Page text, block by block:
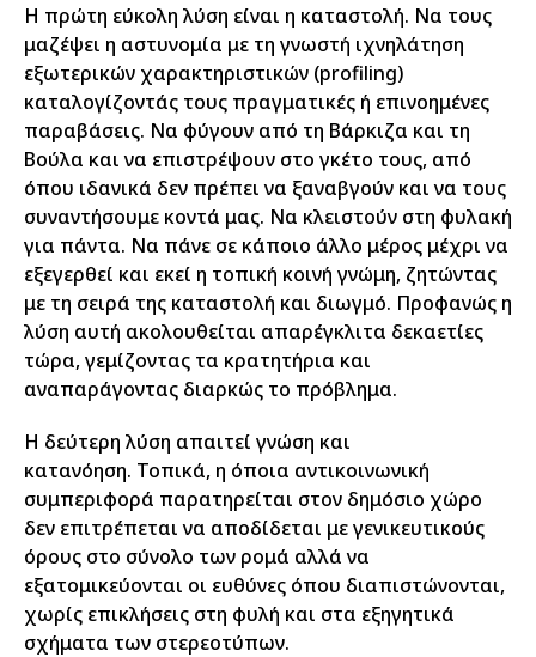
Η πρώτη εύκολη λύση είναι η καταστολή. Να τους
μαζέψει η αστυνομία με τη γνωστή ιχνηλάτηση
εξωτερικών χαρακτηριστικών (profiling)
καταλογίζοντάς τους πραγματικές ή επινοημένες
παραβάσεις. Να φύγουν από τη Βάρκιζα και τη
Βούλα και να επιστρέψουν στο γκέτο τους, από
όπου ιδανικά δεν πρέπει να ξαναβγούν και να τους
συναντήσουμε κοντά μας. Να κλειστούν στη φυλακή
για πάντα. Να πάνε σε κάποιο άλλο μέρος μέχρι να
εξεγερθεί και εκεί η τοπική κοινή γνώμη, ζητώντας
με τη σειρά της καταστολή και διωγμό. Προφανώς η
λύση αυτή ακολουθείται απαρέγκλιτα δεκαετίες
τώρα, γεμίζοντας τα κρατητήρια και
αναπαράγοντας διαρκώς το πρόβλημα.
Η δεύτερη λύση απαιτεί γνώση και
κατανόηση. Τοπικά, η όποια αντικοινωνική
συμπεριφορά παρατηρείται στον δημόσιο χώρο
δεν επιτρέπεται να αποδίδεται με γενικευτικούς
όρους στο σύνολο των ρομά αλλά να
εξατομικεύονται οι ευθύνες όπου διαπιστώνονται,
χωρίς επικλήσεις στη φυλή και στα εξηγητικά
σχήματα των στερεοτύπων.